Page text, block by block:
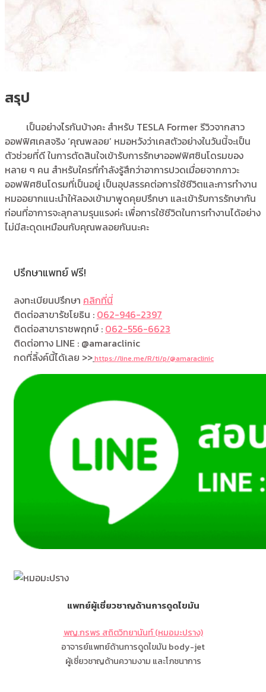
สรุป
เป็นอย่างไรกันบ้างคะ สำหรับ TESLA Former รีวิวจากสาว
ออฟฟิศเคสจริง ‘คุณพลอย’ หมอหวังว่าเคสตัวอย่างในวันนี้จะเป็น
ตัวช่วยที่ดี ในการตัดสินใจเข้ารับการรักษาออฟฟิศซินโดรมของ
หลาย ๆ คน สำหรับใครที่กำลังรู้สึกว่าอาการปวดเมื่อยจากภาวะ
ออฟฟิศซินโดรมที่เป็นอยู่ เป็นอุปสรรคต่อการใช้ชีวิตและการทำงาน
หมออยากแนะนำให้ลองเข้ามาพูดคุยปรึกษา และเข้ารับการรักษากัน
ก่อนที่อาการจะลุกลามรุนแรงค่ะ เพื่อการใช้ชีวิตในการทำงานได้อย่าง
ไม่มีสะดุดเหมือนกับคุณพลอยกันนะคะ
ปรึกษาแพทย์ ฟรี!
ลงทะเบียนปรึกษา คลิกที่นี่
ติดต่อสาขารัชโยธิน : 062-946-2397
ติดต่อสาขาราชพฤกษ์ : 062-556-6623
ติดต่อทาง LINE : @amaraclinic
กดที่ลิ้งค์นี้ได้เลย >>https://line.me/R/ti/p/@amaraclinic
แพทย์ผู้เชี่ยวชาญด้านการดูดไขมัน
พญ.กรพร สถิตวิทยานันท์ (หมอมะปราง)
อาจารย์แพทย์ด้านการดูดไขมัน body-jet
ผู้เชี่ยวชาญด้านความงาม และโภชนาการ